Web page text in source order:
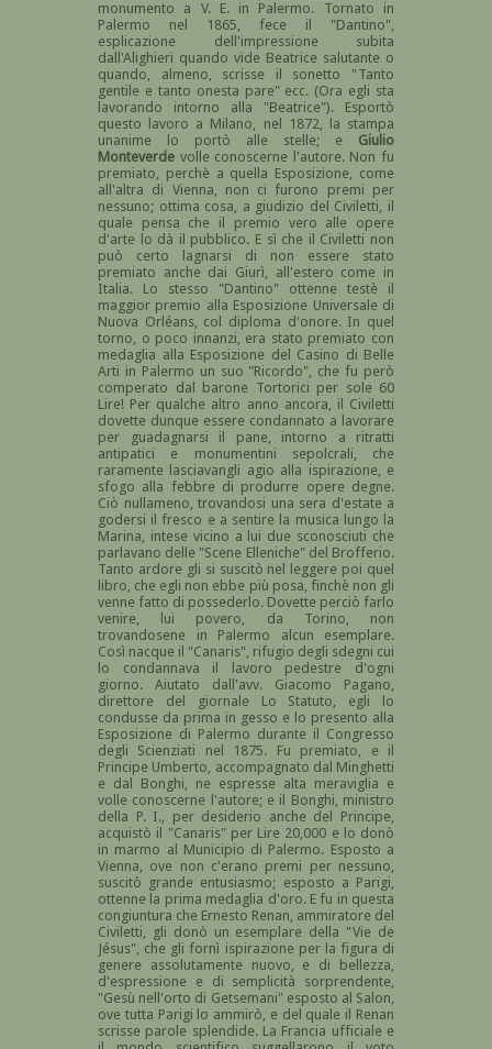
monumento a V. E. in Palermo. Tornato in
Palermo nel 1865, fece il "Dantino",
esplicazione dell'impressione subita
dall'Alighieri quando vide Beatrice salutante o
quando, almeno, scrisse il sonetto "Tanto
gentile e tanto onesta pare" ecc. (Ora egli sta
lavorando intorno alla "Beatrice"). Esportò
questo lavoro a Milano, nel 1872, la stampa
unanime lo portò alle stelle; e Giulio
Monteverde volle conoscerne l'autore. Non fu
premiato, perchè a quella Esposizione, come
all'altra di Vienna, non ci furono premi per
nessuno; ottima cosa, a giudizio del Civiletti, il
quale pensa che il premio vero alle opere
d'arte lo dà il pubblico. E sì che il Civiletti non
può certo lagnarsi di non essere stato
premiato anche dai Giurì, all'estero come in
Italia. Lo stesso "Dantino" ottenne testè il
maggior premio alla Esposizione Universale di
Nuova Orléans, col diploma d'onore. In quel
torno, o poco innanzi, era stato premiato con
medaglia alla Esposizione del Casino di Belle
Arti in Palermo un suo "Ricordo", che fu però
comperato dal barone Tortorici per sole 60
Lire! Per qualche altro anno ancora, il Civiletti
dovette dunque essere condannato a lavorare
per guadagnarsi il pane, intorno a ritratti
antipatici e monumentini sepolcrali, che
raramente lasciavangli agio alla ispirazione, e
sfogo alla febbre di produrre opere degne.
Ciò nullameno, trovandosi una sera d'estate a
godersi il fresco e a sentire la musica lungo la
Marina, intese vicino a lui due sconosciuti che
parlavano delle "Scene Elleniche" del Brofferio.
Tanto ardore gli si suscitò nel leggere poi quel
libro, che egli non ebbe più posa, finchè non gli
venne fatto di possederlo. Dovette perciò farlo
venire, lui povero, da Torino, non
trovandosene in Palermo alcun esemplare.
Così nacque il "Canaris", rifugio degli sdegni cui
lo condannava il lavoro pedestre d'ogni
giorno. Aiutato dall'avv. Giacomo Pagano,
direttore del giornale Lo Statuto, egli lo
condusse da prima in gesso e lo presento alla
Esposizione di Palermo durante il Congresso
degli Scienziati nel 1875. Fu premiato, e il
Principe Umberto, accompagnato dal Minghetti
e dal Bonghi, ne espresse alta meraviglia e
volle conoscerne l'autore; e il Bonghi, ministro
della P. I., per desiderio anche del Principe,
acquistò il "Canaris" per Lire 20,000 e lo donò
in marmo al Municipio di Palermo. Esposto a
Vienna, ove non c'erano premi per nessuno,
suscitò grande entusiasmo; esposto a Parigi,
ottenne la prima medaglia d'oro. E fu in questa
congiuntura che Ernesto Renan, ammiratore del
Civiletti, gli donò un esemplare della "Vie de
Jésus", che gli fornì ispirazione per la figura di
genere assolutamente nuovo, e di bellezza,
d'espressione e di semplicità sorprendente,
"Gesù nell'orto di Getsemani" esposto al Salon,
ove tutta Parigi lo ammirò, e del quale il Renan
scrisse parole splendide. La Francia ufficiale e